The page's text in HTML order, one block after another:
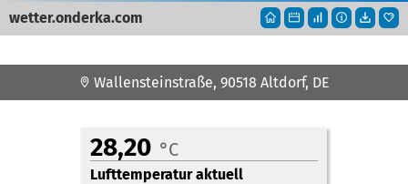
wetter.onderka.com
Wallensteinstraße, 90518 Altdorf, DE
28,20 °C
Lufttemperatur aktuell